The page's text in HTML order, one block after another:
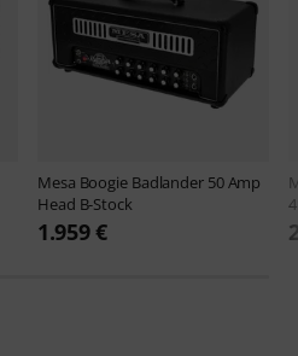
Mesa Boogie Badlander 50 Amp
Head B-Stock
1.959 €